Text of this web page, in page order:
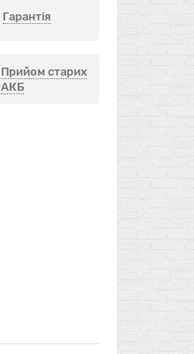
Гарантія
Прийом старих
АКБ